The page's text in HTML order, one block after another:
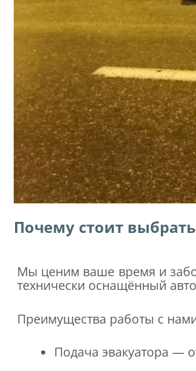
Почему стоит
Мы ценим ваше время и
технически оснащённый
Преимущества работы с
Подача эвакуатора —